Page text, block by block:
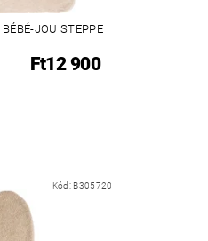
JOU STEPPE
Ft12 900
Kód: B305720